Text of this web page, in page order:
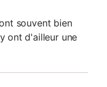
souvent bien
ont d'ailleur une